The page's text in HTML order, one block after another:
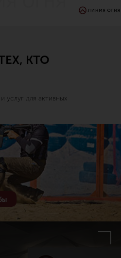
КТО
услуг для активных